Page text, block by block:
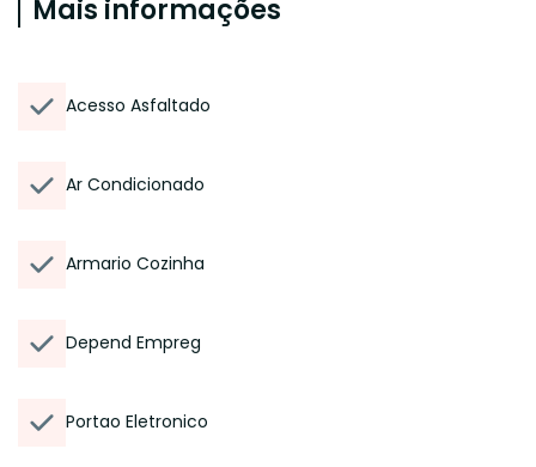
Mais informações
Acesso Asfaltado
Ar Condicionado
Armario Cozinha
Depend Empreg
Portao Eletronico